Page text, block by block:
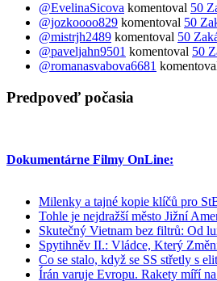
@EvelinaSicova komentoval 50
@jozkoooo829 komentoval 50
@mistrjh2489 komentoval 50
@paveljahn9501 komentoval 50
@romanasvabova6681
Predpoveď počasia
Dokumentárne Filmy OnLine:
Milenky a tajné kopie klíčů pro
Tohle je nejdražší město Jižní
Skutečný Vietnam bez filtrů: Od
Spytihněv II.: Vládce, Který
Co se stalo, když se SS střetly s
Írán varuje Evropu. Rakety míří